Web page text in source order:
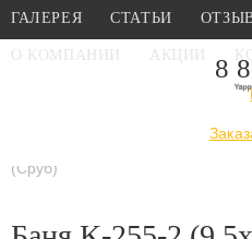
ГАЛЕРЕЯ СТАТЬИ
О КОМПАНИИ АКЦИИ 8
Проекты
(Сруб)